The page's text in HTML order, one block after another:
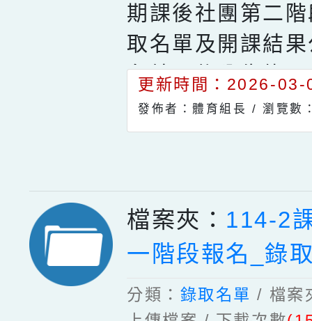
期課後社團第二
取名單及開課結
名結果依公告錄
為主，已公告名
由不得取消報名
任何疑問，歡迎
務處體育組03-
4
更新時間：2026-
發佈者：體育組長 /瀏覽數
檔案夾： 114-2
一階段報名_錄
分類： 錄取名單 / 檔案